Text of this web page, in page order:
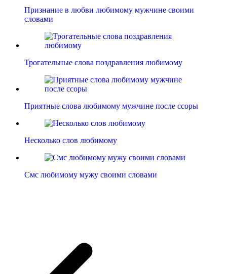
Признание в любви любимому мужчине своими
словами
Трогательные слова поздравления любимому
Приятные слова любимому мужчине после ссоры
Несколько слов любимому
Смс любимому мужу своими словами